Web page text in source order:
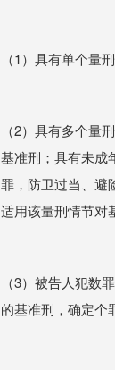
（1）具有单个量
（2）具有多个量
基准刑；具有未成
罪，防卫过当、避
适用该量刑情节对
（3）被告人犯数
的基准刑，确定个